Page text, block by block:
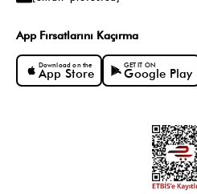
App Fırsatlarını Kaçırma
Download on the
App Store
GET IT ON
Google Play